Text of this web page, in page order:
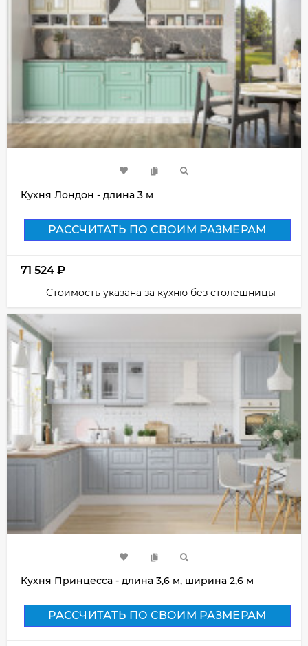
Кухня Лондон - длина 3 м
РАССЧИТАТЬ ПО СВОИМ РАЗМЕРАМ
71 524 ₽
Стоимость указана за кухню без столешницы
Кухня Принцесса - длина 3,6 м, ширина 2,6 м
РАССЧИТАТЬ ПО СВОИМ РАЗМЕРАМ